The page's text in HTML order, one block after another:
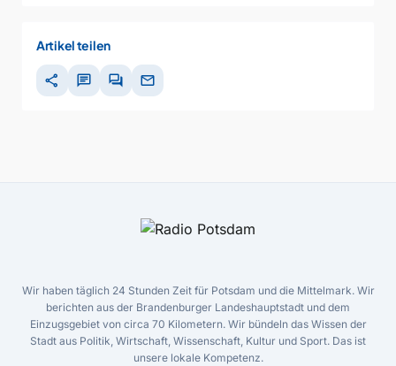
Artikel teilen
share chat forum mail
Wir haben täglich 24 Stunden Zeit für Potsdam und die Mittelmark. Wir
berichten aus der Brandenburger Landeshauptstadt und dem
Einzugsgebiet von circa 70 Kilometern. Wir bündeln das Wissen der
Stadt aus Politik, Wirtschaft, Wissenschaft, Kultur und Sport. Das ist
unsere lokale Kompetenz.